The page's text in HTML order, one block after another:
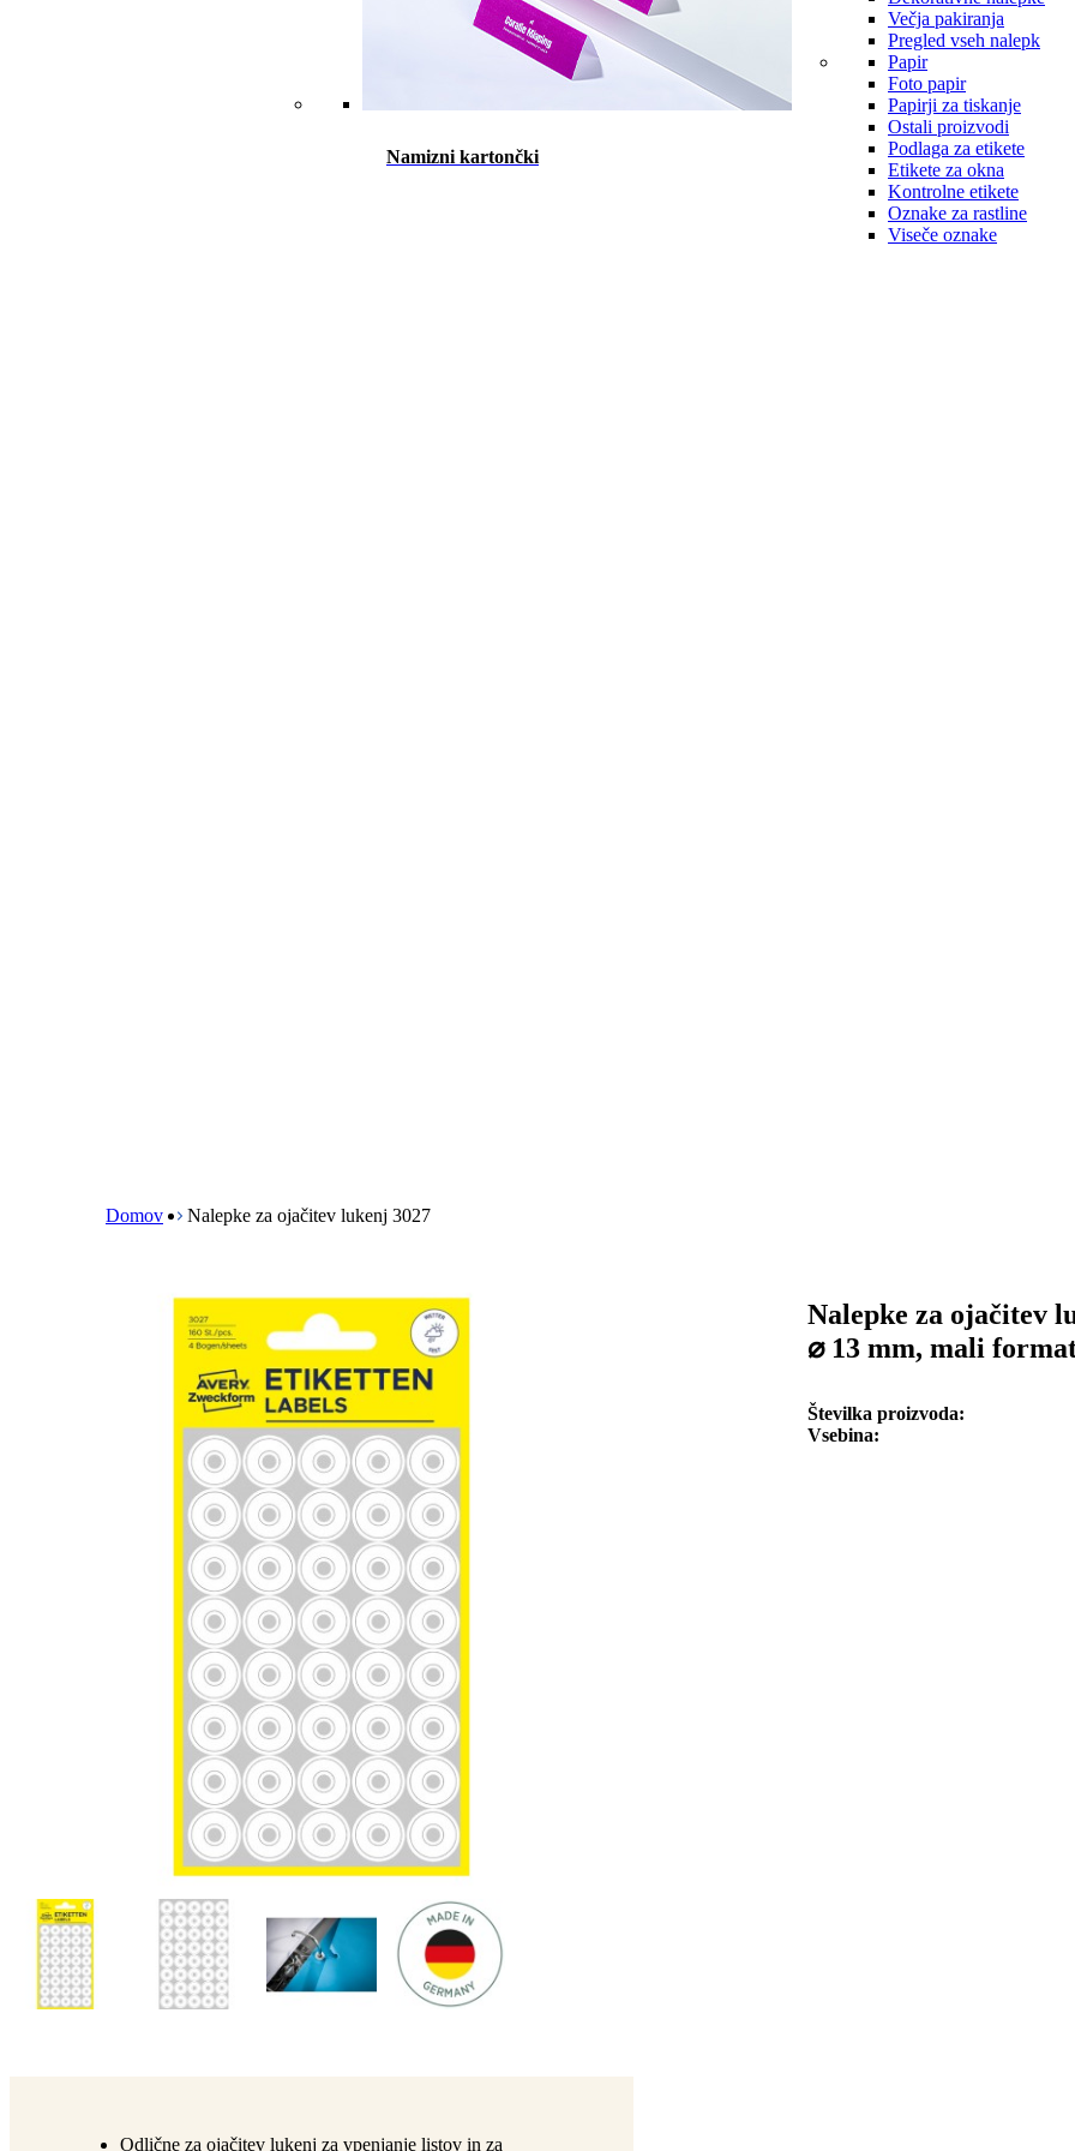
Namizni kartončki
Večja pakiranja
Pregled vseh nalepk
Papir
Foto papir
Papirji za tiskanje
Ostali proizvodi
Podlaga za etikete
Etikete za okna
Kontrolne etikete
Oznake za rastline
Viseče oznake
Domov Nalepke za ojačitev lukenj 3027
Nalepke za ojačitev
⌀ 13 mm, mali
Številka proizvoda
Vsebina
Odlične za ojačitev lukenj za vpenjanje listov in za